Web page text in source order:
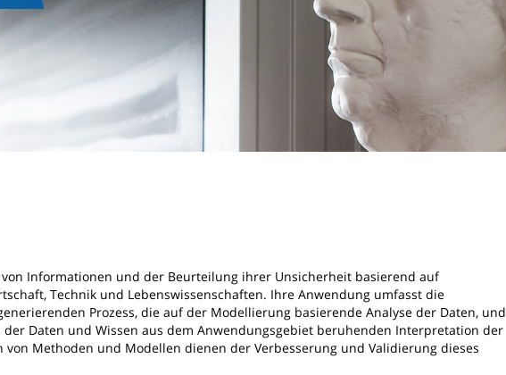
Informationen und der Beurteilung ihrer Unsicherheit basierend auf
Technik und Lebenswissenschaften. Ihre Anwendung umfasst die
Prozess, die auf der Modellierung basierende Analyse der Daten, und
Daten und Wissen aus dem Anwendungsgebiet beruhenden Interpretation der
Methoden und Modellen dienen der Verbesserung und Validierung dieses